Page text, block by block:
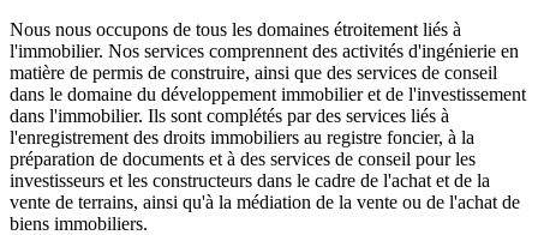
Nous nous occupons de tous les domaines étroitement liés à
l'immobilier. Nos services comprennent des activités d'ingénierie en
matière de permis de construire, ainsi que des services de conseil
dans le domaine du développement immobilier et de l'investissement
dans l'immobilier. Ils sont complétés par des services liés à
l'enregistrement des droits immobiliers au registre foncier, à la
préparation de documents et à des services de conseil pour les
investisseurs et les constructeurs dans le cadre de l'achat et de la
vente de terrains, ainsi qu'à la médiation de la vente ou de l'achat de
biens immobiliers.